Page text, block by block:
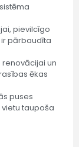
pievilcīgo
pārbaudīta
renovācijai un
ēkas
puses
taupoša